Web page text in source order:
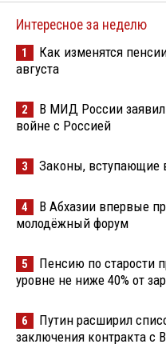
Интересное за неделю
1
Как изменятся
августа
2
В МИД России
войне с Россией
3 Законы, вступающие
4
В Абхазии впервые
молодёжный форум
5
Пенсию по старости
уровне не ниже 40% от
6
Путин расширил
заключения контракта с